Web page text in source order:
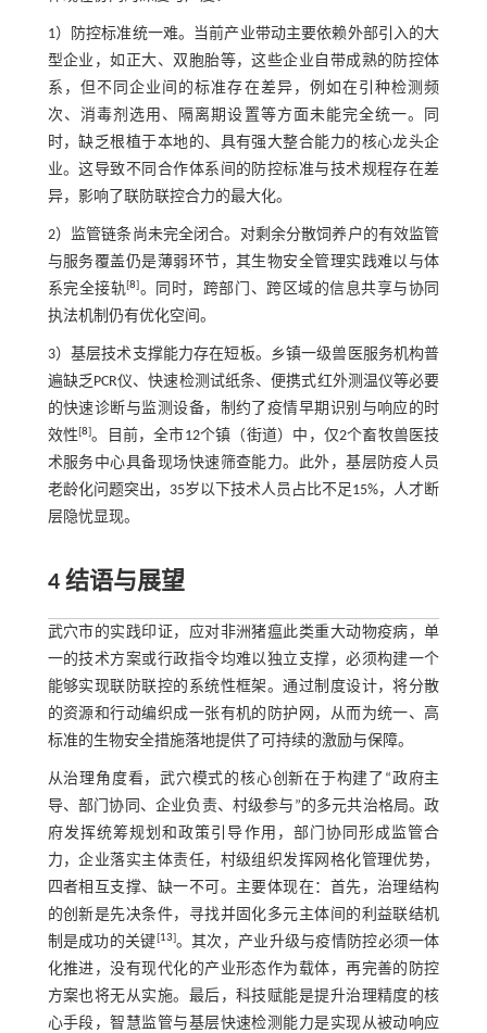
1）防控标准统一难。当前产业带动主要依赖外部引入的大
型企业，如正大、双胞胎等，这些企业自带成熟的防控体
系，但不同企业间的标准存在差异，例如在引种检测频
次、消毒剂选用、隔离期设置等方面未能完全统一。同
时，缺乏根植于本地的、具有强大整合能力的核心龙头企
业。这导致不同合作体系间的防控标准与技术规程存在差
异，影响了联防联控合力的最大化。
2）监管链条尚未完全闭合。对剩余分散饲养户的有效监管
与服务覆盖仍是薄弱环节，其生物安全管理实践难以与体
系完全接轨[8]。同时，跨部门、跨区域的信息共享与协同
执法机制仍有优化空间。
3）基层技术支撑能力存在短板。乡镇一级兽医服务机构普
遍缺乏PCR仪、快速检测试纸条、便携式红外测温仪等必要
的快速诊断与监测设备，制约了疫情早期识别与响应的时
效性[8]。目前，全市12个镇（街道）中，仅2个畜牧兽医技
术服务中心具备现场快速筛查能力。此外，基层防疫人员
老龄化问题突出，35岁以下技术人员占比不足15%，人才断
层隐忧显现。
4 结语与展望
武穴市的实践印证，应对非洲猪瘟此类重大动物疫病，单
一的技术方案或行政指令均难以独立支撑，必须构建一个
能够实现联防联控的系统性框架。通过制度设计，将分散
的资源和行动编织成一张有机的防护网，从而为统一、高
标准的生物安全措施落地提供了可持续的激励与保障。
从治理角度看，武穴模式的核心创新在于构建了“政府主
导、部门协同、企业负责、村级参与”的多元共治格局。政
府发挥统筹规划和政策引导作用，部门协同形成监管合
力，企业落实主体责任，村级组织发挥网格化管理优势，
四者相互支撑、缺一不可。主要体现在：首先，治理结构
的创新是先决条件，寻找并固化多元主体间的利益联结机
制是成功的关键[13]。其次，产业升级与疫情防控必须一体
化推进，没有现代化的产业形态作为载体，再完善的防控
方案也将无从实施。最后，科技赋能是提升治理精度的核
心手段，智慧监管与基层快速检测能力是实现从被动响应